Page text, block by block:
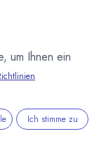
um Ihnen ein
Ich stimme zu